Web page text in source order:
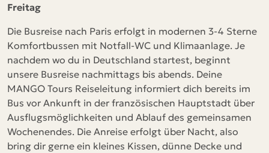
Freitag
Die Busreise nach Paris erfolgt in modernen 3-4 Sterne
Komfortbussen mit Notfall-WC und Klimaanlage. Je
nachdem wo du in Deutschland startest, beginnt
unsere Busreise nachmittags bis abends. Deine
MANGO Tours Reiseleitung informiert dich bereits im
Bus vor Ankunft in der französischen Hauptstadt über
Ausflugsmöglichkeiten und Ablauf des gemeinsamen
Wochenendes. Die Anreise erfolgt über Nacht, also
bring dir gerne ein kleines Kissen, dünne Decke und